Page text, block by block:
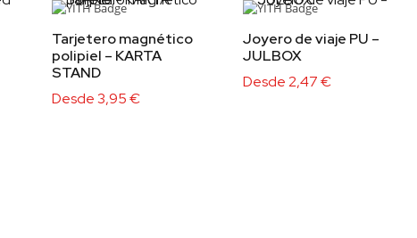
Tarjetero magnético
polipiel – KARTA
STAND
Desde3,95€
Joyero de viaje PU –
JULBOX
Desde2,47€